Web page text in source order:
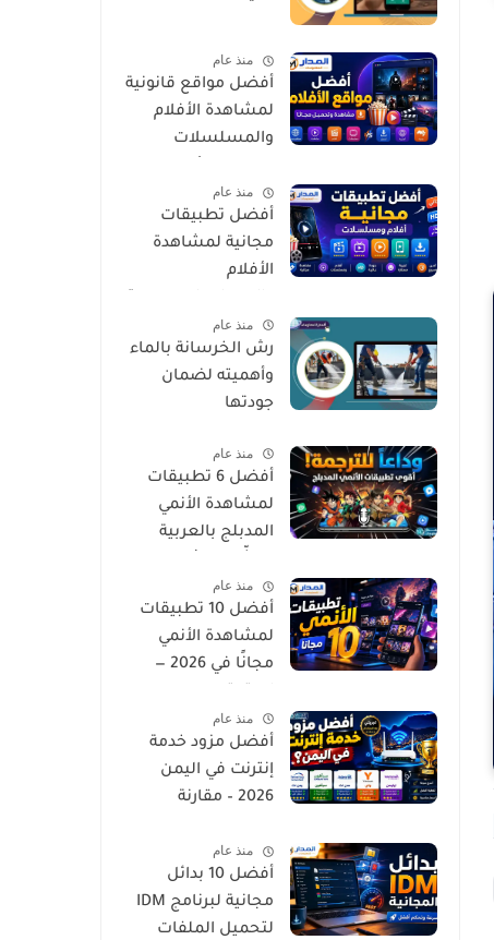
منذ عام
أفضل مواقع قانونية
لمشاهدة الأفلام
والمسلسلات
مجانًا وبأمان
منذ عام
أفضل تطبيقات
مجانية لمشاهدة
الأفلام
عالية وبشكل آمن
منذ عام
رش الخرسانة بالماء
وأهميته لضمان
جودتها
منذ عام
أفضل 6 تطبيقات
لمشاهدة الأنمي
المدبلج بالعربية
والجودة العالية
منذ عام
أفضل 10 تطبيقات
لمشاهدة الأنمي
مجانًا في 2026 —
بمسلسلاتك
المفضلة بدون تكلفة
منذ عام
أفضل مزود خدمة
إنترنت في اليمن
2026 – مقارنة
منذ عام
أفضل 10 بدائل
مجانية لبرنامج IDM
لتحميل الملفات